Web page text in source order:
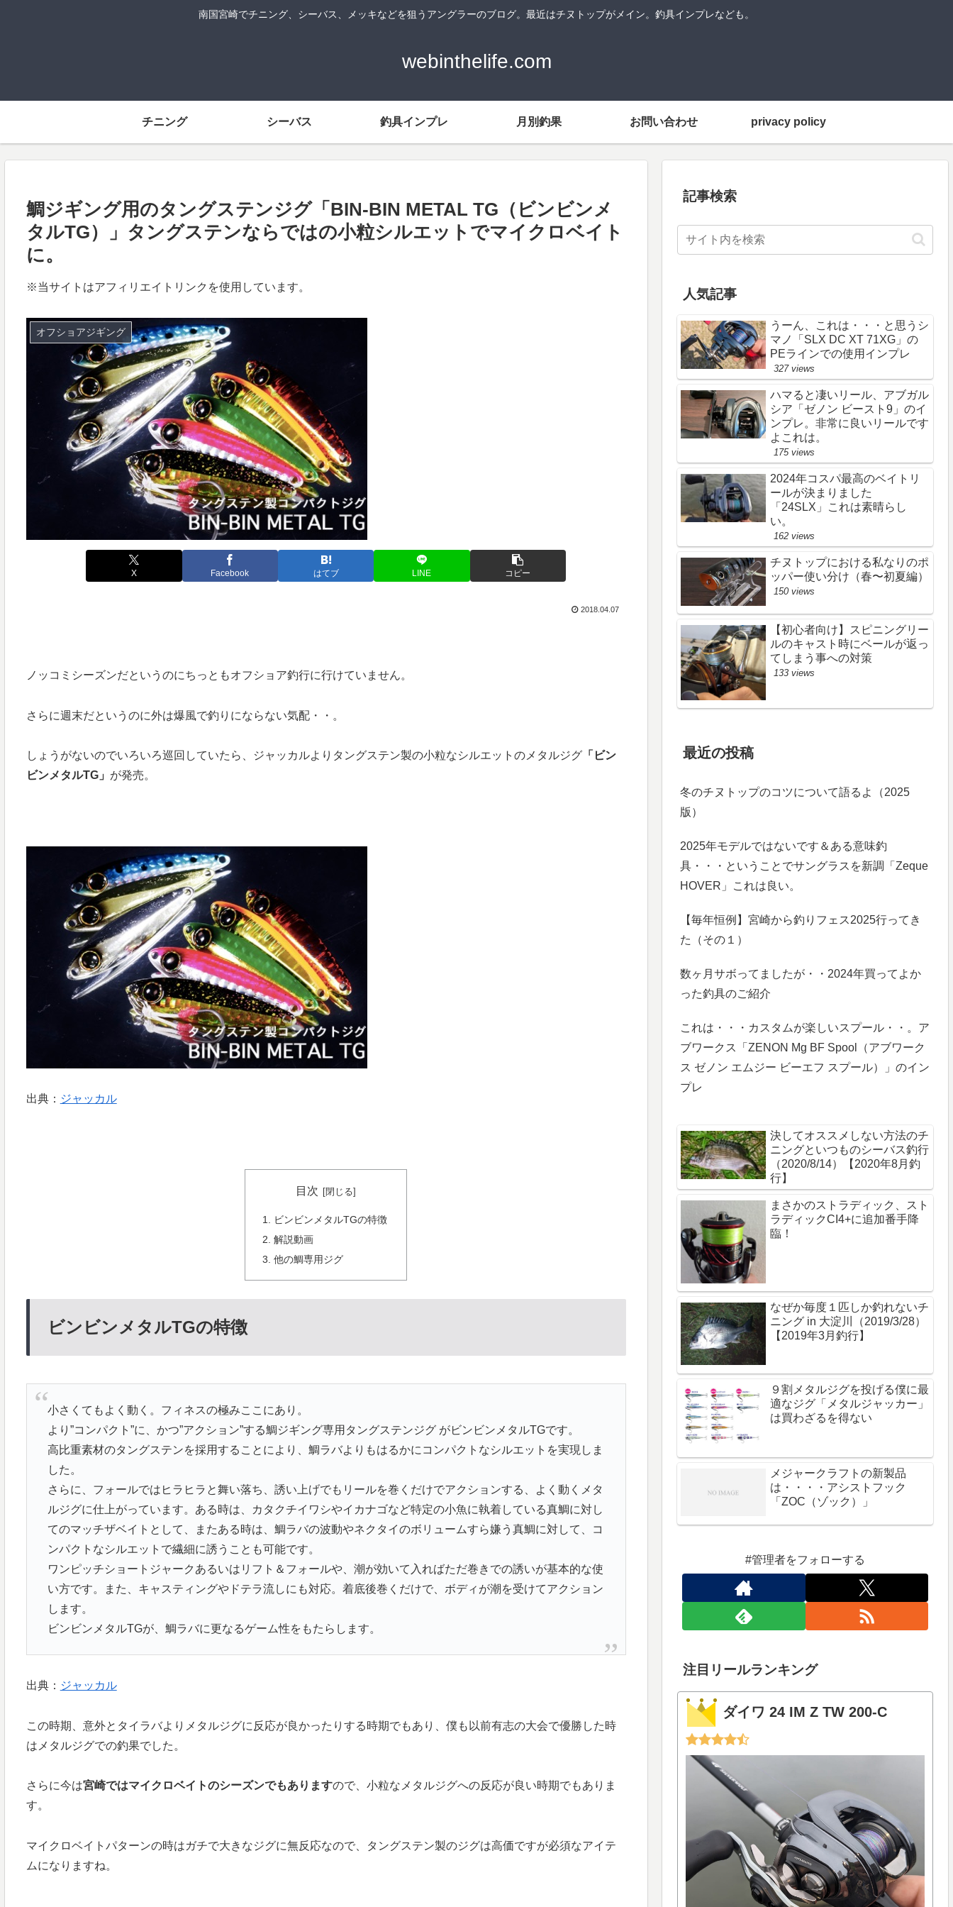
南国宮崎でチニング、シーバス、メッキなどを狙うアングラーのブログ。最近はチヌトップがメイン。釣具インプレなども。
webinthelife.com
チニング シーバス 釣具インプレ 月別釣果 お問い合わせ privacy policy
鯛ジギング用のタングステンジグ「BIN-BIN METAL TG（ビンビンメ
タルTG）」タングステンならではの小粒シルエットでマイクロベイト
に。
※当サイトはアフィリエイトリンクを使用しています。
オフショアジギング
X Facebook はてブ LINE コピー
2018.04.07
ノッコミシーズンだというのにちっともオフショア釣行に行けていません。
さらに週末だというのに外は爆風で釣りにならない気配・・。
しょうがないのでいろいろ巡回していたら、ジャッカルよりタングステン製の小粒なシルエットのメタルジグ「ビン
ビンメタルTG」 が発売。
出典： ジャッカル
目次
ビンビンメタルTGの特徴
解説動画
他の鯛専用ジグ
ビンビンメタルTGの特徴
小さくてもよく動く。フィネスの極みここにあり。
より”コンパクト”に、かつ”アクション”する鯛ジギング専用タングステンジグ がビンビンメタルTGです。
高比重素材のタングステンを採用することにより、鯛ラバよりもはるかにコンパクトなシルエットを実現しま
した。
さらに、フォールではヒラヒラと舞い落ち、誘い上げでもリールを巻くだけでアクションする、よく動くメタ
ルジグに仕上がっています。ある時は、カタクチイワシやイカナゴなど特定の小魚に執着している真鯛に対し
てのマッチザベイトとして、またある時は、鯛ラバの波動やネクタイのボリュームすら嫌う真鯛に対して、コ
ンパクトなシルエットで繊細に誘うことも可能です。
ワンピッチショートジャークあるいはリフト＆フォールや、潮が効いて入ればただ巻きでの誘いが基本的な使
い方です。また、キャスティングやドテラ流しにも対応。着底後巻くだけで、ボディが潮を受けてアクション
します。
ビンビンメタルTGが、鯛ラバに更なるゲーム性をもたらします。
出典： ジャッカル
この時期、意外とタイラバよりメタルジグに反応が良かったりする時期でもあり、僕も以前有志の大会で優勝した時
はメタルジグでの釣果でした。
さらに今は宮崎ではマイクロベイトのシーズンでもありますので、小粒なメタルジグへの反応が良い時期でもありま
す。
マイクロベイトパターンの時はガチで大きなジグに無反応なので、タングステン製のジグは高価ですが必須なアイテ
ムになりますね。
記事検索
人気記事
うーん、これは・・・と思うシ
マノ「SLX DC XT 71XG」の
PEラインでの使用インプレ
327 views
ハマると凄いリール、アブガル
シア「ゼノン ビースト9」のイ
ンプレ。非常に良いリールです
よこれは。
175 views
2024年コスパ最高のベイトリ
ールが決まりました
「24SLX」これは素晴らし
い。
162 views
チヌトップにおける私なりのポ
ッパー使い分け（春〜初夏編）
150 views
【初心者向け】スピニングリー
ルのキャスト時にベールが返っ
てしまう事への対策
133 views
最近の投稿
冬のチヌトップのコツについて語るよ（2025
版）
2025年モデルではないです＆ある意味釣
具・・・ということでサングラスを新調「Zeque
HOVER」これは良い。
【毎年恒例】宮崎から釣りフェス2025行ってき
た（その１）
数ヶ月サボってましたが・・2024年買ってよか
った釣具のご紹介
これは・・・カスタムが楽しいスプール・・。ア
ブワークス「ZENON Mg BF Spool（アブワーク
ス ゼノン エムジー ビーエフ スプール）」のイン
プレ
決してオススメしない方法のチ
ニングといつものシーバス釣行
（2020/8/14）【2020年8月釣
行】
まさかのストラディック、スト
ラディックCI4+に追加番手降
臨！
なぜか毎度１匹しか釣れないチ
ニング in 大淀川（2019/3/28）
【2019年3月釣行】
９割メタルジグを投げる僕に最
適なジグ「メタルジャッカー」
は買わざるを得ない
メジャークラフトの新製品
は・・・・アシストフック
「ZOC（ゾック）」
#管理者をフォローする
注目リールランキング
ダイワ 24 IM Z TW 200-C